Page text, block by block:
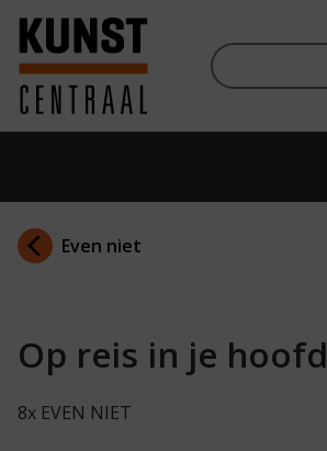
Ga naar hoofdinhoud
Terug naar homepage
Even niet
Op reis in je hoofd
8x EVEN NIET